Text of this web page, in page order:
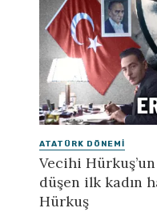
ATATÜRK DÖNEMI
Vecihi
düşen ilk kadın
Hürkuş